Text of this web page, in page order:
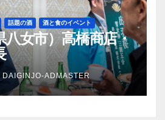
話題の酒 酒と食のイベント
八女市）高橋商店・
DAIGINJO-ADMASTER